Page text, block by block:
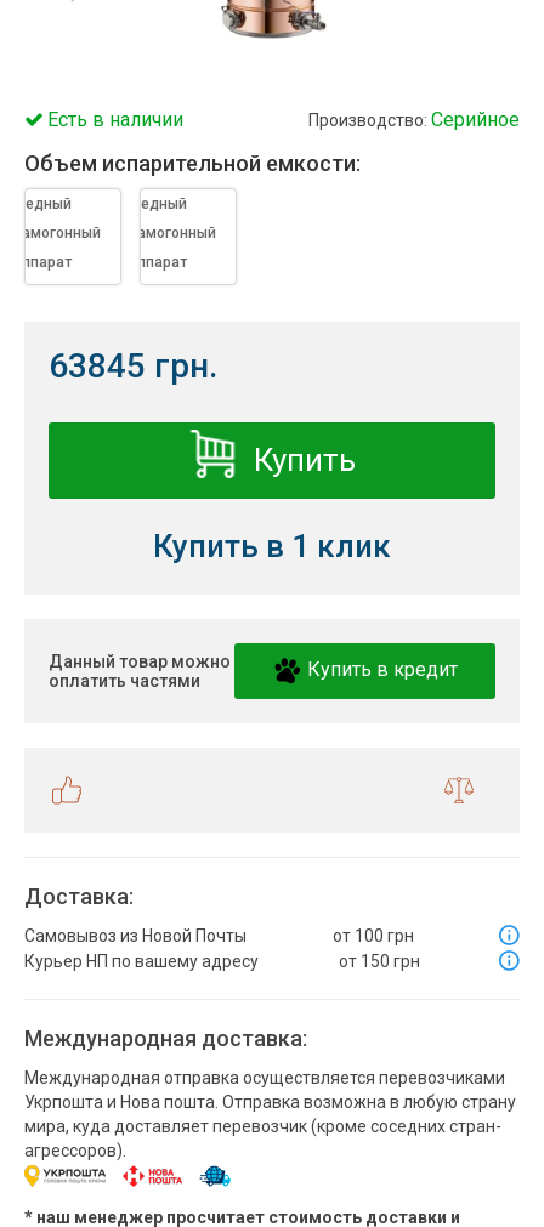
Есть в наличии Производство: Серийное
Объем испарительной емкости:
Медный
самогонный
аппарат
4" (с 3"
дефлегматором)
Медный
самогонный
аппарат
4" (с 3"
дефлегматором)
63845 грн.
Купить
Купить в 1 клик
Данный товар можно
оплатить частями
Купить в кредит
Доставка:
Самовывоз из Новой Почты
от 100 грн
Курьер НП по вашему адресу
от 150 грн
Международная доставка:
Международная отправка осуществляется перевозчиками
Укрпошта и Нова пошта. Отправка возможна в любую страну
мира, куда доставляет перевозчик (кроме соседних стран-
агрессоров).
* наш менеджер просчитает стоимость доставки и